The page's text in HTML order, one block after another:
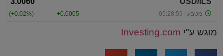
מוגש ע"י Investing.com